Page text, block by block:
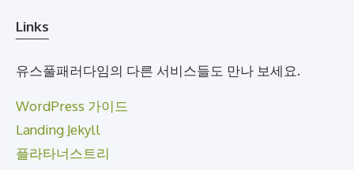
Links
유스풀패러다임의 다른 서비스들도 만나 보세요.
WordPress 가이드
Landing Jekyll
플라타너스트리